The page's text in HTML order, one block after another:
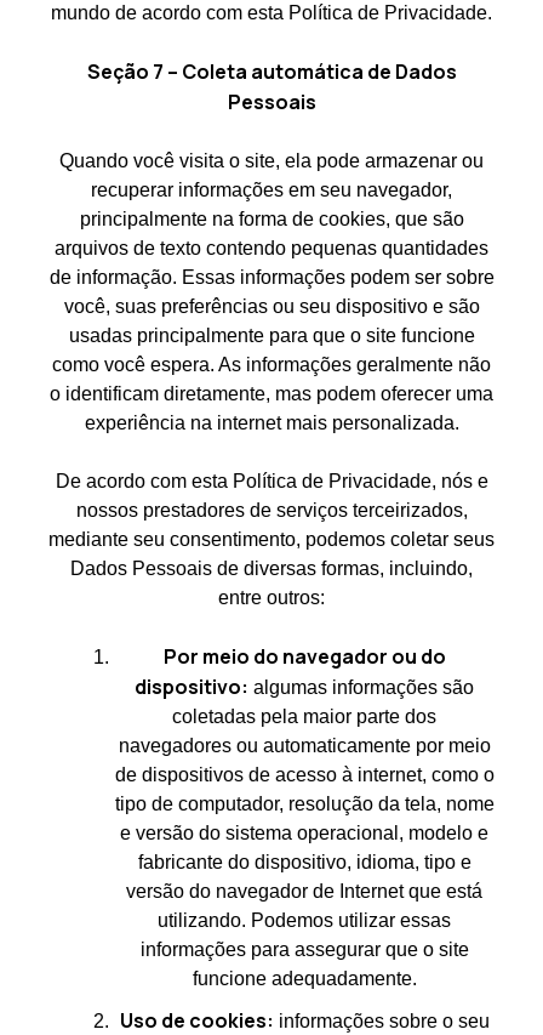
mundo de acordo com esta Política de Privacidade.
Seção 7 – Coleta automática de Dados
Pessoais
Quando você visita o site, ela pode armazenar ou
recuperar informações em seu navegador,
principalmente na forma de cookies, que são
arquivos de texto contendo pequenas quantidades
de informação. Essas informações podem ser sobre
você, suas preferências ou seu dispositivo e são
usadas principalmente para que o site funcione
como você espera. As informações geralmente não
o identificam diretamente, mas podem oferecer uma
experiência na internet mais personalizada.
De acordo com esta Política de Privacidade, nós e
nossos prestadores de serviços terceirizados,
mediante seu consentimento, podemos coletar seus
Dados Pessoais de diversas formas, incluindo,
entre outros:
Por meio do navegador ou do
dispositivo: algumas informações são
coletadas pela maior parte dos
navegadores ou automaticamente por meio
de dispositivos de acesso à internet, como o
tipo de computador, resolução da tela, nome
e versão do sistema operacional, modelo e
fabricante do dispositivo, idioma, tipo e
versão do navegador de Internet que está
utilizando. Podemos utilizar essas
informações para assegurar que o site
funcione adequadamente.
Uso de cookies: informações sobre o seu